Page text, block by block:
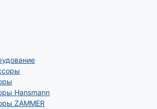
Hansmann
ZAMMER